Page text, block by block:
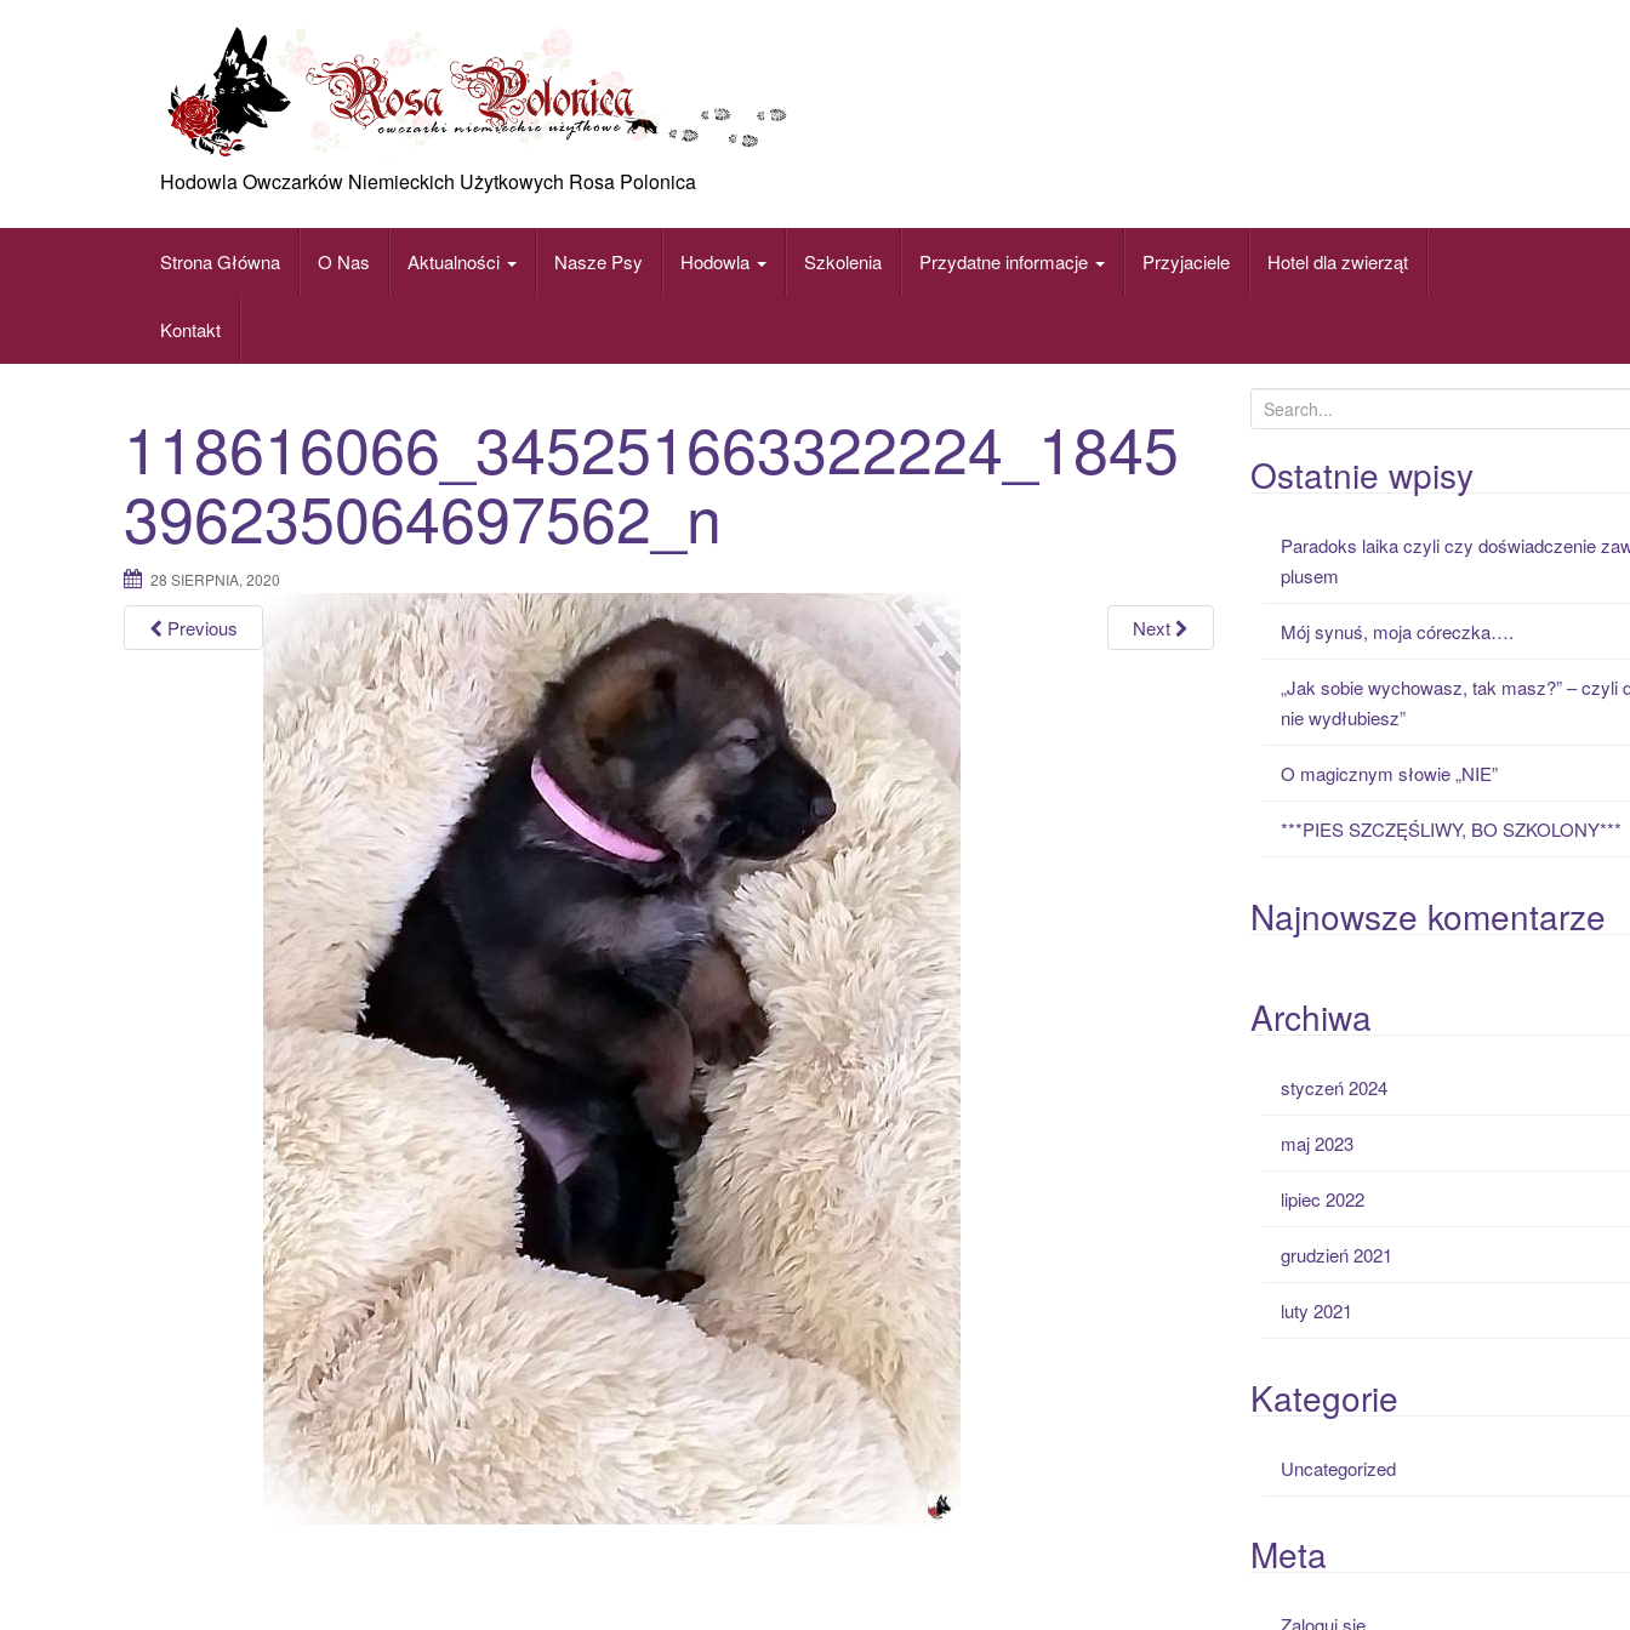
Hodowla Owczarków Niemieckich Użytkowych Rosa Polonica
Strona Główna O Nas Aktualności Nasze Psy Hodowla Szkolenia Przydatne informacje Przyjaciele Hotel dla zwierząt
Kontakt
118616066_345251663322224_1845
396235064697562_n
28 SIERPNIA, 2020
Previous Next
e
a
r
Ostatnie wpisy
Paradoks laika czyli czy doświadczenie
plusem
Mój synuś, moja córeczka….
„Jak sobie wychowasz, tak masz?” – czyli
nie wydłubiesz”
O magicznym słowie „NIE”
***PIES SZCZĘŚLIWY, BO SZKOLONY***
Najnowsze komentarze
Archiwa
styczeń 2024
maj 2023
lipiec 2022
grudzień 2021
luty 2021
Kategorie
Uncategorized
Meta
Zaloguj się